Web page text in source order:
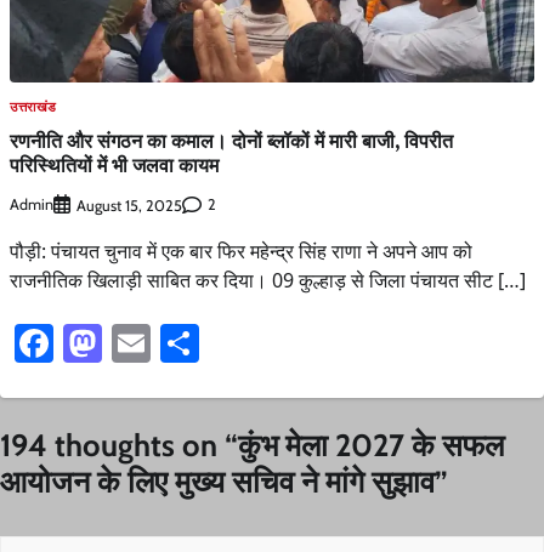
उत्तराखंड
रणनीति और संगठन का कमाल। दोनों ब्लॉकों में मारी बाजी, विपरीत
परिस्थितियों में भी जलवा कायम
Admin August 15, 2025 2
पौड़ी: पंचायत चुनाव में एक बार फिर महेन्द्र सिंह राणा ने अपने आप को
राजनीतिक खिलाड़ी साबित कर दिया। 09 कुल्हाड़ से जिला पंचायत सीट […]
Facebook
Mastodon
Email
194 thoughts on “कुंभ मेला 2027 के सफल
आयोजन के लिए मुख्य सचिव ने मांगे सुझाव”